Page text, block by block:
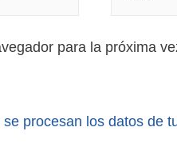
para la próxima
procesan los datos de